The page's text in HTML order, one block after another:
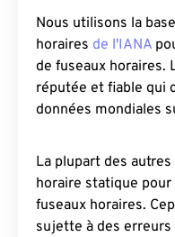
Nous utilisons la
horaires de l'IANA
de fuseaux horaires.
réputée et fiable qui
données mondiales
La plupart des
horaire statique
fuseaux horaires.
sujette à des